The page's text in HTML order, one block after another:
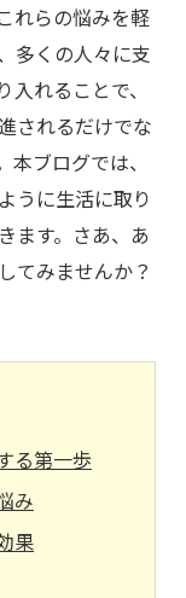
れらの悩みを軽
多くの人々に支
れることで、
されるだけでな
ブログでは、
うに生活に取り
ます。さあ、あ
てみませんか？
る第一歩
み
果
肩甲骨はがし